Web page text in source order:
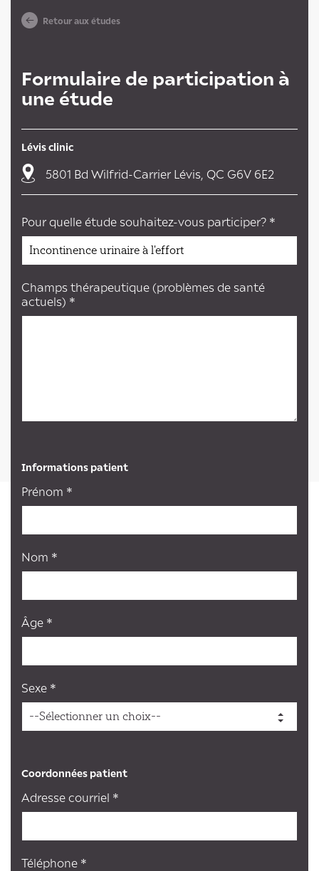
Retour aux études
Formulaire de participation à
une étude
Lévis clinic
5801 Bd Wilfrid-Carrier Lévis, QC G6V 6E2
Pour quelle étude souhaitez-vous participer? *
Champs thérapeutique (problèmes de santé
actuels) *
Informations patient
Prénom *
Nom *
Âge *
Sexe *
Coordonnées patient
Adresse courriel *
Téléphone *